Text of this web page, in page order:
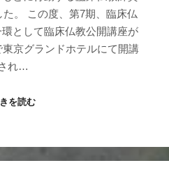
。 この度、第7期、臨床仏
として臨床仏教公開講座が
東京グランドホテルにて開講
れ…
を読む